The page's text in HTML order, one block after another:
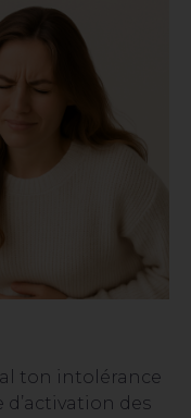
ton intolérance
des